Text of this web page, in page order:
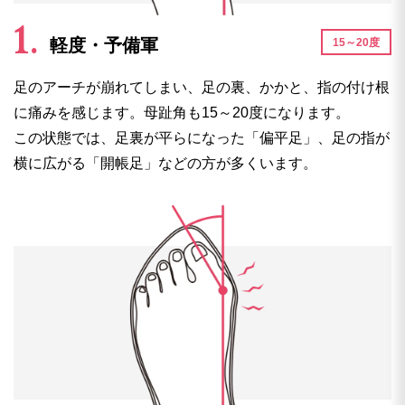
軽度・予備軍 15～20度
足のアーチが崩れてしまい、足の裏、かかと、指の付け根
に痛みを感じます。母趾角も15～20度になります。
この状態では、足裏が平らになった「偏平足」、足の指が
横に広がる「開帳足」などの方が多くいます。